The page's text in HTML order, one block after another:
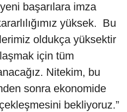
başarılara imza
yüksek. Bu
oldukça yüksektir
için tüm
Nitekim, bu
sonra ekonomide
bekliyoruz.”